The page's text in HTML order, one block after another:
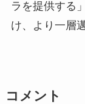
ラを提供する
け、より一層
コメント